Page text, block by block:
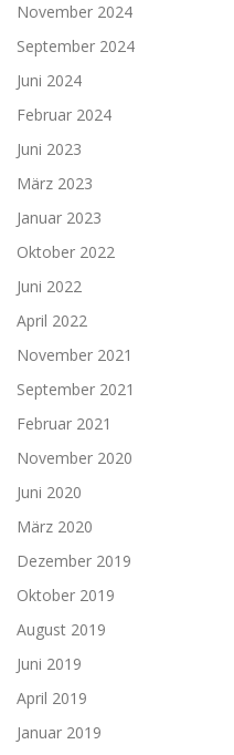
November 2024
September 2024
Juni 2024
Februar 2024
Juni 2023
März 2023
Januar 2023
Oktober 2022
Juni 2022
April 2022
November 2021
September 2021
Februar 2021
November 2020
Juni 2020
März 2020
Dezember 2019
Oktober 2019
August 2019
Juni 2019
April 2019
Januar 2019